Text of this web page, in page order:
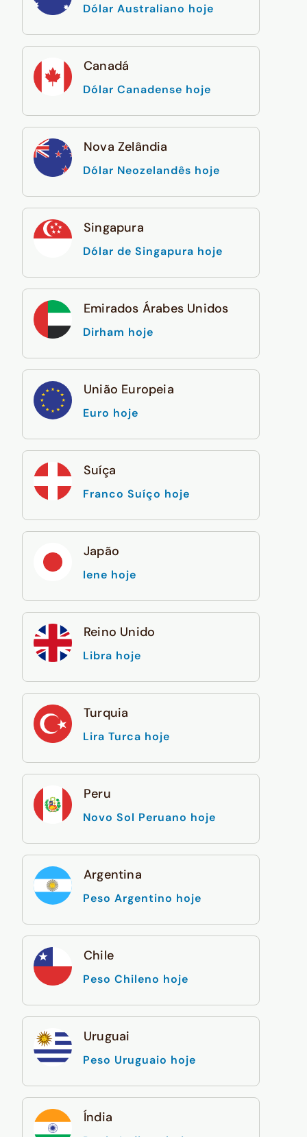
Dólar Australiano hoje
Canadá
Dólar Canadense hoje
Nova Zelândia
Dólar Neozelandês hoje
Singapura
Dólar de Singapura hoje
Emirados Árabes Unidos
Dirham hoje
União Europeia
Euro hoje
Suíça
Franco Suíço hoje
Japão
Iene hoje
Reino Unido
Libra hoje
Turquia
Lira Turca hoje
Peru
Novo Sol Peruano hoje
Argentina
Peso Argentino hoje
Chile
Peso Chileno hoje
Uruguai
Peso Uruguaio hoje
Índia